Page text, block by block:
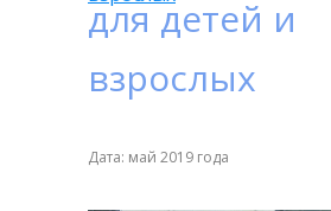
для детей и
взрослых
Дата: май 2019 года